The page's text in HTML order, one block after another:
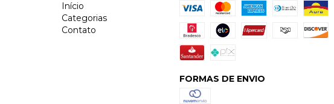
Início
Categorias
Contato
FORMAS DE ENVIO